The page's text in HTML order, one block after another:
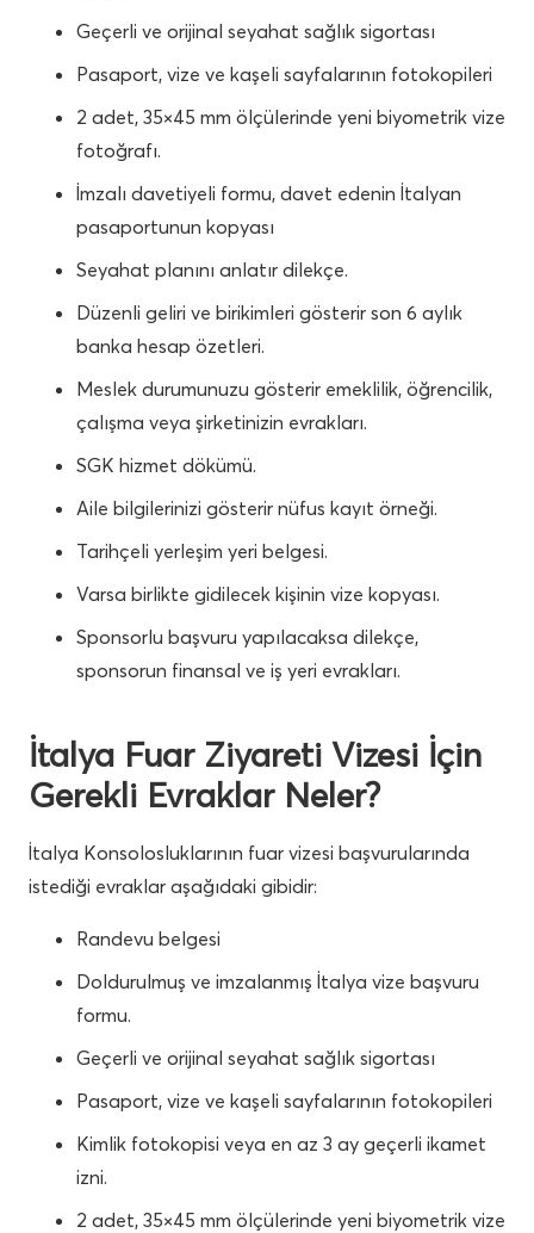
Geçerli ve orijinal seyahat sağlık sigortası
Pasaport, vize ve kaşeli sayfalarının fotokopileri
2 adet, 35×45 mm ölçülerinde yeni biyometrik vize
fotoğrafı.
İmzalı davetiyeli formu, davet edenin İtalyan
pasaportunun kopyası
Seyahat planını anlatır dilekçe.
Düzenli geliri ve birikimleri gösterir son 6 aylık
banka hesap özetleri.
Meslek durumunuzu gösterir emeklilik, öğrencilik,
çalışma veya şirketinizin evrakları.
SGK hizmet dökümü.
Aile bilgilerinizi gösterir nüfus kayıt örneği.
Tarihçeli yerleşim yeri belgesi.
Varsa birlikte gidilecek kişinin vize kopyası.
Sponsorlu başvuru yapılacaksa dilekçe,
sponsorun finansal ve iş yeri evrakları.
İtalya Fuar Ziyareti Vizesi İçin
Gerekli Evraklar Neler?
İtalya Konsolosluklarının fuar vizesi başvurularında
istediği evraklar aşağıdaki gibidir:
Randevu belgesi
Doldurulmuş ve imzalanmış İtalya vize başvuru
formu.
Geçerli ve orijinal seyahat sağlık sigortası
Pasaport, vize ve kaşeli sayfalarının fotokopileri
Kimlik fotokopisi veya en az 3 ay geçerli ikamet
izni.
2 adet, 35×45 mm ölçülerinde yeni biyometrik vize